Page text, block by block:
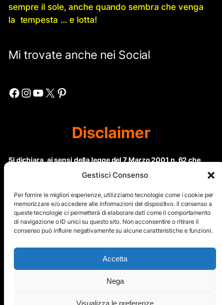
Gestisci Consenso
Per fornire le migliori esperienze, utilizziamo tecnologie come i cookie per
memorizzare e/o accedere alle informazioni del dispositivo. Il consenso a
queste tecnologie ci permetterà di elaborare dati come il comportamento
di navigazione o ID unici su questo sito. Non acconsentire o ritirare il
consenso può influire negativamente su alcune caratteristiche e funzioni.
Accetta
Nega
Visualizza le preferenze
sempre il sole, anche quando sembra che venga
la tempesta … e lotta!
Mi trovate anche nei Social
Facebook Instagram YouTube X Pinterest
Disclaimer
Si dichiara, ai sensi della legge del 7 Marzo 2001 n. 62 che
questo sito non rientra nella categoria di “Informazione
regolari. Le immagini dei collaboratori detentori del
Copyright © sono riproducibili solo dietro specifica
autorizzazione. Il contenuto del sito, comprensivo di testi e
immagini, eccetto dove espressamente specificato, è
protetto da Copyright © e non può essere riprodotto e
diffuso tramite nessun mezzo elettronico o cartaceo senza
esplicita autorizzazione scritta da parte dello staff di ”Il Mare
nel cuore”